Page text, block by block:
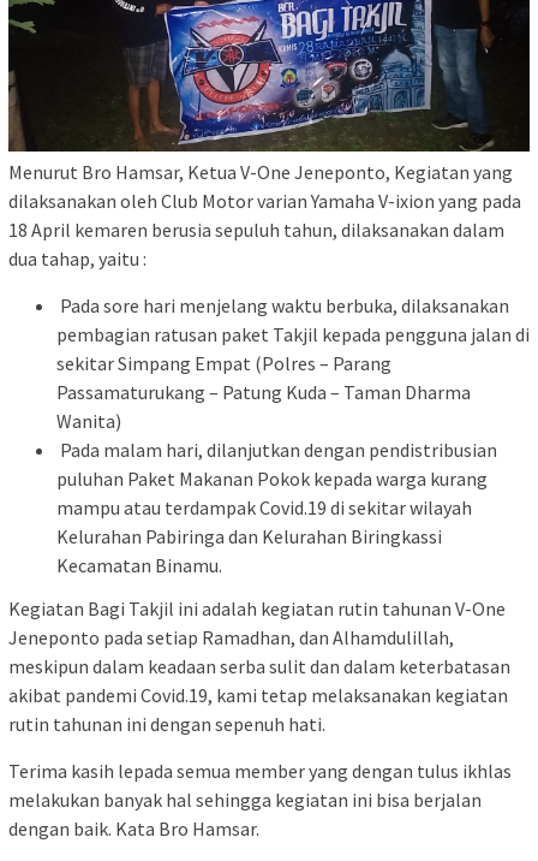
Menurut Bro Hamsar, Ketua V-One Jeneponto, Kegiatan yang
dilaksanakan oleh Club Motor varian Yamaha V-ixion yang pada
18 April kemaren berusia sepuluh tahun, dilaksanakan dalam
dua tahap, yaitu :
Pada sore hari menjelang waktu berbuka, dilaksanakan
pembagian ratusan paket Takjil kepada pengguna jalan di
sekitar Simpang Empat (Polres – Parang
Passamaturukang – Patung Kuda – Taman Dharma
Wanita)
Pada malam hari, dilanjutkan dengan pendistribusian
puluhan Paket Makanan Pokok kepada warga kurang
mampu atau terdampak Covid.19 di sekitar wilayah
Kelurahan Pabiringa dan Kelurahan Biringkassi
Kecamatan Binamu.
Kegiatan Bagi Takjil ini adalah kegiatan rutin tahunan V-One
Jeneponto pada setiap Ramadhan, dan Alhamdulillah,
meskipun dalam keadaan serba sulit dan dalam keterbatasan
akibat pandemi Covid.19, kami tetap melaksanakan kegiatan
rutin tahunan ini dengan sepenuh hati.
Terima kasih lepada semua member yang dengan tulus ikhlas
melakukan banyak hal sehingga kegiatan ini bisa berjalan
dengan baik. Kata Bro Hamsar.